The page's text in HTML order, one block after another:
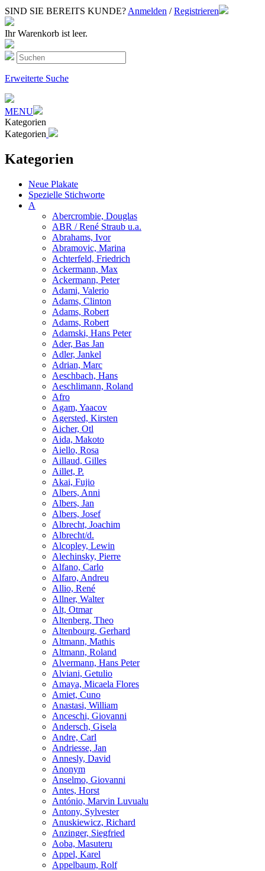
SIND SIE BEREITS KUNDE? Anmelden / Registrieren
Ihr Warenkorb ist leer.
Erweiterte Suche
MENU
Kategorien
Kategorien
Kategorien
Neue Plakate
Spezielle Stichworte
A
Abercrombie, Douglas
ABR / René Straub u.a.
Abrahams, Ivor
Abramovic, Marina
Achterfeld, Friedrich
Ackermann, Max
Ackermann, Peter
Adami, Valerio
Adams, Clinton
Adams, Robert
Adams, Robert
Adamski, Hans Peter
Ader, Bas Jan
Adler, Jankel
Adrian, Marc
Aeschbach, Hans
Aeschlimann, Roland
Afro
Agam, Yaacov
Agersted, Kirsten
Aicher, Otl
Aida, Makoto
Aiello, Rosa
Aillaud, Gilles
Aillet, P.
Akai, Fujio
Albers, Anni
Albers, Jan
Albers, Josef
Albrecht, Joachim
Albrecht/d.
Alcopley, Lewin
Alechinsky, Pierre
Alfano, Carlo
Alfaro, Andreu
Allio, René
Allner, Walter
Alt, Otmar
Altenberg, Theo
Altenbourg, Gerhard
Altmann, Mathis
Altmann, Roland
Alvermann, Hans Peter
Alviani, Getulio
Amaya, Micaela Flores
Amiet, Cuno
Anastasi, William
Anceschi, Giovanni
Andersch, Gisela
Andre, Carl
Andriesse, Jan
Annesly, David
Anonym
Anselmo, Giovanni
Antes, Horst
António, Marvin Luvualu
Antony, Sylvester
Anuskiewicz, Richard
Anzinger, Siegfried
Aoba, Masuteru
Appel, Karel
Appelbaum, Rolf